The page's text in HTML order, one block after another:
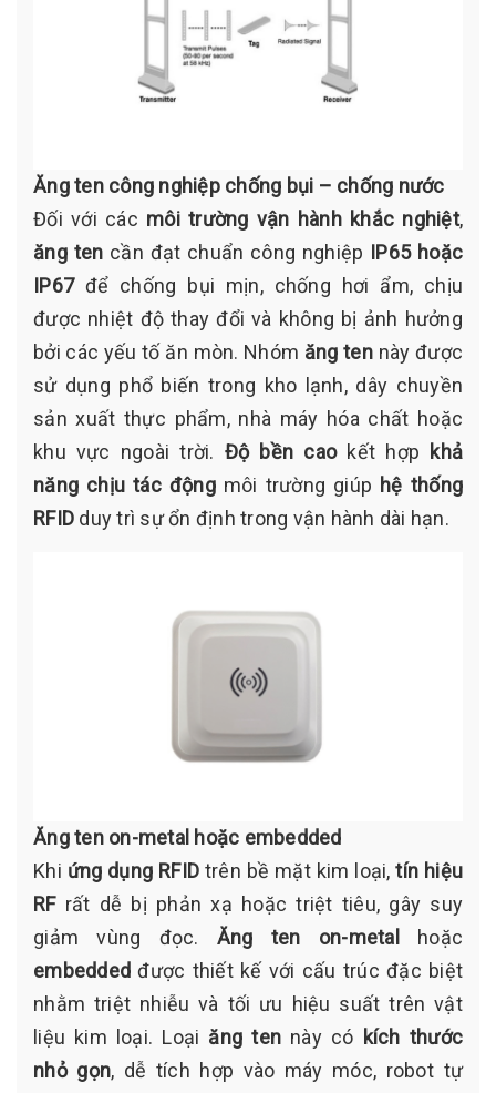
Ăng ten công nghiệp chống bụi – chống nước
Đối với các môi trường vận hành khắc nghiệt,
ăng ten cần đạt chuẩn công nghiệp IP65 hoặc
IP67để chống bụi mịn, chống hơi ẩm, chịu
được nhiệt độ thay đổi và không bị ảnh hưởng
bởi các yếu tố ăn mòn. Nhóm ăng ten này được
sử dụng phổ biến trong kho lạnh, dây chuyền
sản xuất thực phẩm, nhà máy hóa chất hoặc
khu vực ngoài trời. Độ bền caokết hợp
khả
năng chịu tác động môi trường giúp hệ thống
RFID duy trì sự ổn định trong vận hành dài hạn.
Ăng ten on-metal hoặc embedded
Khi ứng dụng RFID trên bề mặt kim loại, tín hiệu
RFrất dễ bị phản xạ hoặc triệt tiêu, gây suy
giảm vùng đọc. Ăng ten on-metal
hoặc
embedded được thiết kế với cấu trúc đặc biệt
nhằm triệt nhiễu và tối ưu hiệu suất trên vật
liệu kim loại. Loại ăng ten này có kích thước
nhỏ gọn, dễ tích hợp vào máy móc, robot tự